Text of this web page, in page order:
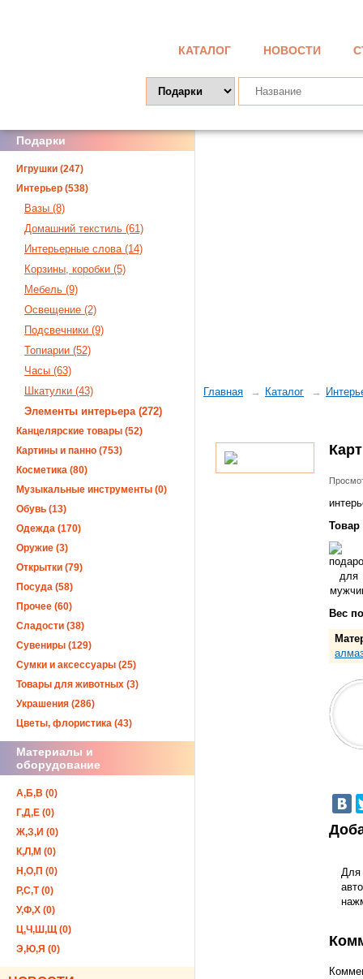
КАТАЛОГ НОВОСТИ
Главная Каталог
Товар
Вес
Для
Подарки
Игрушки (247)
Интерьер (538)
Вазы (8)
Домашний текстиль (61)
Интерьерные слова (14)
Корзины, коробки (5)
Мебель (9)
Освещение (2)
Подсвечники (9)
Топиарии (52)
Часы (63)
Шкатулки (43)
Элементы интерьера (272)
Канцелярские товары (52)
Картины и панно (753)
Косметика (80)
Музыкальные инструменты (0)
Обувь (13)
Одежда (170)
Оружие (3)
Открытки (79)
Посуда (58)
Прочее (60)
Сладости (38)
Сувениры (129)
Сумки и аксессуары (25)
Товары для животных (3)
Украшения (286)
Цветы, флористика (43)
Материалы и
оборудование
А,Б,В (0)
Г,Д,Е (0)
Ж,З,И (0)
К,Л,М (0)
Н,О,П (0)
Р,С,Т (0)
У,Ф,Х (0)
Ц,Ч,Ш,Щ (0)
Э,Ю,Я (0)